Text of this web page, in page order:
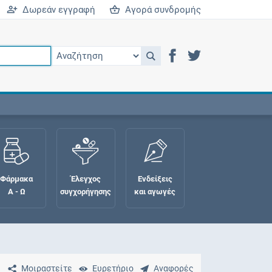
Δωρεάν εγγραφή Αγορά συνδρομής
Φάρμακα
Α - Ω
Έλεγχος
συγχορήγησης
Ενδείξεις
και αγωγές
Μοιραστείτε Ευρετήριο Αναφορές